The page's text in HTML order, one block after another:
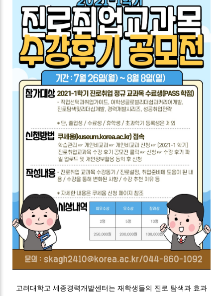
고려대학교 세종경력개발센터는 재학생들의 진로 탐색과 효과